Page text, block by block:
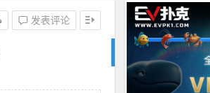
发表评论